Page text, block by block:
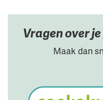
Vragen over
Maak dan